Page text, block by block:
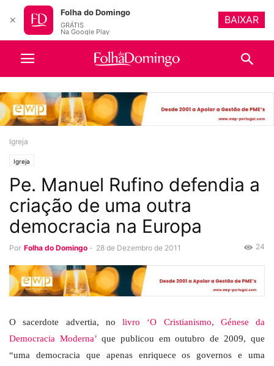
Igreja
Igreja
Pe. Manuel Rufino defendia a
criação de uma outra
democracia na Europa
Por Folha do Domingo - 28 de Dezembro de 2011 24
O sacerdote advertia, no livro ‘O Cristianismo, Génese da
Democracia Moderna’que publicou em outubro de 2009, que
“uma democracia que apenas enriquece os governos e uma
✕
Folha do Domingo
GRÁTIS
Na Google Play
BAIXAR